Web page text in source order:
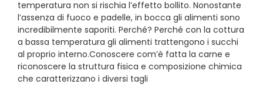
temperatura non si rischia l’effetto bollito. Nonostante
l’assenza di fuoco e padelle, in bocca gli alimenti sono
incredibilmente saporiti. Perché? Perché con la cottura
a bassa temperatura gli alimenti trattengono i succhi
al proprio interno.Conoscere com’è fatta la carne e
riconoscere la struttura fisica e composizione chimica
che caratterizzano i diversi tagli